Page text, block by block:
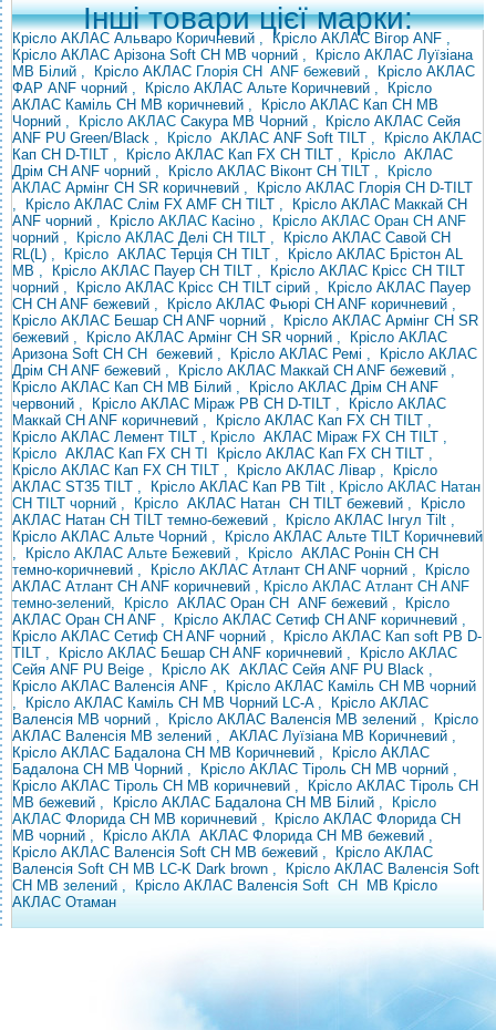
Інші товари цієї марки:
Крісло АКЛАС Альваро Коричневий , Крісло АКЛАС Вігор ANF ,
Крісло АКЛАС Арізона Soft CH MB чорний , Крісло АКЛАС Луїзіана
MB Білий , Крісло АКЛАС Глорія CH ANF бежевий ,
Крісло АКЛАС
ФАР ANF чорний , Крісло АКЛАС Альте Коричневий ,
Крісло
АКЛАС Каміль CH MB коричневий ,
Крісло АКЛАС Кап CH MB
Чорний , Крісло АКЛАС Сакура MB Чорний , Крісло АКЛАС Сейя
ANF PU Green/Black , Крісло АКЛАС ANF Soft TILT ,
Крісло АКЛАС
Кап CH D-TILT , Крісло АКЛАС Кап FX СН TILT , Крісло АКЛАС
Дрім CH ANF чорний , Крісло АКЛАС Віконт CH TILT , Крісло
АКЛАС Армінг CH SR коричневий ,
Крісло АКЛАС Глорія CH D-TILT
,
Крісло АКЛАС Слім FX AMF CH TILT ,
Крісло АКЛАС Маккай CH
ANF чорний , Крісло АКЛАС Касіно , Крісло АКЛАС Оран CH ANF
чорний , Крісло АКЛАС Делі CH TILT ,
Крісло АКЛАС Савой CH
RL(L) , Крісло АКЛАС Терція CH TILT ,
Крісло АКЛАС Брістон AL
MB , Крісло АКЛАС Пауер CH TILT , Крісло АКЛАС Крісс CH TILT
чорний , Крісло АКЛАС Крісс CH TILT сірий ,
Крісло АКЛАС Пауер
CH CH ANF ​​бежевий , Крісло АКЛАС Фьюрі CH ANF коричневий ,
Крісло АКЛАС Бешар CH ANF чорний , Крісло АКЛАС Армінг CH SR
бежевий , Крісло АКЛАС Армінг CH SR чорний ,
Крісло АКЛАС
Аризона Soft CH CH бежевий , Крісло АКЛАС Ремі ,
Крісло АКЛАС
Дрім CH ANF бежевий , Крісло АКЛАС Маккай CH ANF бежевий ,
Крісло АКЛАС Кап CH MB Білий ,
Крісло АКЛАС Дрім CH ANF
червоний , Крісло АКЛАС Міраж PB CH D-TILT ,
Крісло АКЛАС
Маккай CH ANF коричневий , Крісло АКЛАС Кап FX СН TILT ,
Крісло АКЛАС Лемент TILT , Крісло АКЛАС Міраж FX CH TILT ,
Крісло АКЛАС Кап FX СН TI Крісло АКЛАС Кап FX СН TILT ,
Крісло АКЛАС Кап FX СН TILT , Крісло АКЛАС Лівар ,
Крісло
АКЛАС ST35 TILT , Крісло АКЛАС Кап PB Tilt , Крісло АКЛАС Натан
CH TILT чорний ,
Крісло АКЛАС Натан CH TILT бежевий ,
Крісло
АКЛАС Натан CH TILT темно-бежевий , Крісло АКЛАС Інгул Tilt ,
Крісло АКЛАС Альте Чорний , Крісло АКЛАС Альте TILT Коричневий
,
Крісло АКЛАС Альте Бежевий , Крісло АКЛАС Ронін CH CH
темно-коричневий , Крісло АКЛАС Атлант CH ANF чорний ,
Крісло
АКЛАС Атлант CH ANF коричневий , Крісло АКЛАС Атлант CH ANF
темно-зелений,
Крісло АКЛАС Оран CH ANF бежевий ,
Крісло
АКЛАС Оран CH ANF , Крісло АКЛАС Сетиф CH ANF коричневий ,
Крісло АКЛАС Сетиф CH ANF чорний ,
Крісло АКЛАС Кап soft PB D-
TILT , Крісло АКЛАС Бешар CH ANF коричневий ,
Крісло АКЛАС
Сейя ANF PU Beige , Крісло AK АКЛАС Сейя ANF PU Black ,
Крісло АКЛАС Валенсія ANF ,
Крісло АКЛАС Каміль CH MB чорний
,
Крісло АКЛАС Каміль CH MB Чорний LC-A ,
Крісло АКЛАС
Валенсія MB чорний , Крісло АКЛАС Валенсія MB зелений ,
Крісло
АКЛАС Валенсія MB зелений , АКЛАС Луїзіана MB Коричневий ,
Крісло АКЛАС Бадалона CH MB Коричневий ,
Крісло АКЛАС
Бадалона CH MB Чорний , Крісло АКЛАС Тіроль CH MB чорний ,
Крісло АКЛАС Тіроль CH MB коричневий ,
Крісло АКЛАС Тіроль CH
MB бежевий , Крісло АКЛАС Бадалона CH MB Білий , Крісло
АКЛАС Флорида CH MB коричневий ,
Крісло АКЛАС Флорида CH
MB чорний , Крісло АКЛА АКЛАС Флорида CH MB бежевий ,
Крісло АКЛАС Валенсія Soft CH MB бежевий ,
Крісло АКЛАС
Валенсія Soft CH MB LC-K Dark brown ,
Крісло АКЛАС Валенсія Soft
CH MB зелений , Крісло АКЛАС Валенсія Soft CH MB Крісло
АКЛАС Отаман